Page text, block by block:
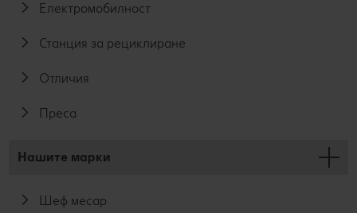
Електромобилност
Станция за рециклиране
Отличия
Преса
Нашите марки
Шеф месар